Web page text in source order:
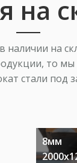
на
наличии на
то
стали под
8мм